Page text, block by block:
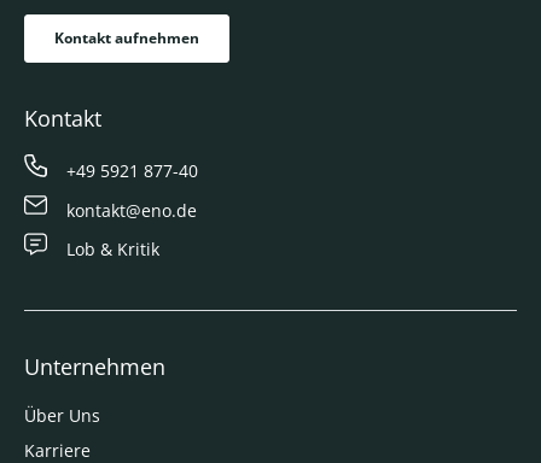
Kontakt aufnehmen
Kontakt
+49 5921 877-40
kontakt@eno.de
Lob & Kritik
Unternehmen
Über Uns
Karriere